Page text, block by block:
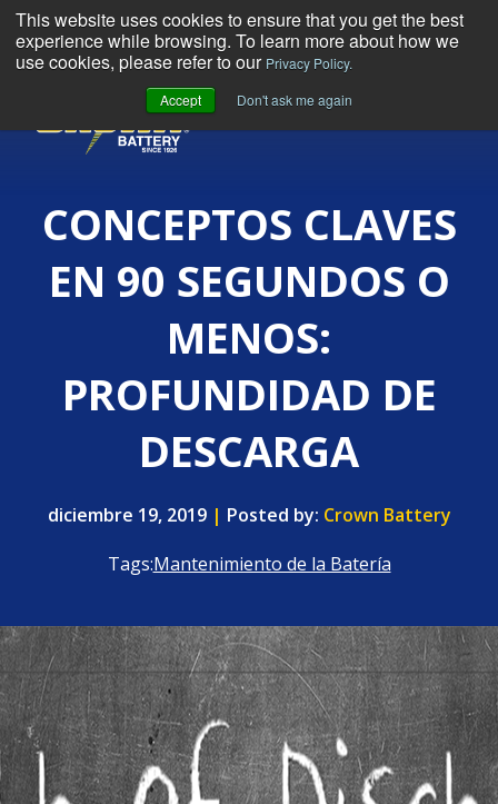
This website uses cookies to ensure that you get the best
experience while browsing. To learn more about how we
use cookies, please refer to our Privacy Policy.
Accept
Don't ask me again
CONCEPTOS CLAVES
EN 90 SEGUNDOS O
MENOS:
PROFUNDIDAD DE
DESCARGA
diciembre 19, 2019| Posted by: Crown Battery
Tags:Mantenimiento de la Batería